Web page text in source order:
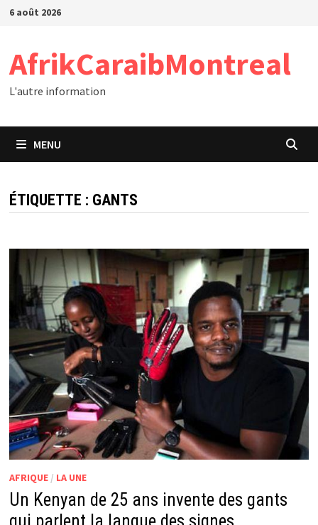
Passer
6 août 2026
AfrikCaraibMontreal
L'autre information
MENU
ÉTIQUETTE : GANTS
AFRIQUE/ LA UNE
Un Kenyan de 25 ans invente des gants